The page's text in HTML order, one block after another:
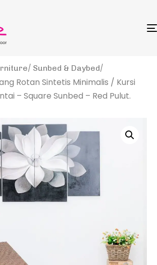
Sunbed & Daybed
Rotan Sintetis Minimalis / Kursi
– Square Sunbed – Red Pulut.